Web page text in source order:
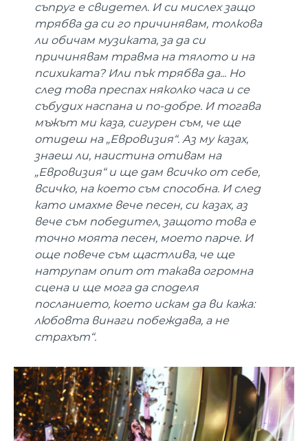
съпруг е свидетел. И си мислех защо
трябва да си го причинявам, толкова
ли обичам музиката, за да си
причинявам травма на тялото и на
психиката? Или пък трябва да... Но
след това преспах няколко часа и се
събудих наспана и по-добре. И тогава
мъжът ми каза, сигурен съм, че ще
отидеш на „Евровизия“. Аз му казах,
знаеш ли, наистина отивам на
„Евровизия“ и ще дам всичко от себе,
всичко, на което съм способна. И след
като имахме вече песен, си казах, аз
вече съм победител, защото това е
точно моята песен, моето парче. И
още повече съм щастлива, че ще
натрупам опит от такава огромна
сцена и ще мога да споделя
посланието, което искам да ви кажа:
любовта винаги побеждава, а не
страхът“.